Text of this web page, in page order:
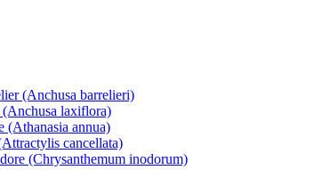
(Anchusa barrelieri)
laxiflora)
(Athanasia annua)
cancellata)
(Chrysanthemum inodorum)